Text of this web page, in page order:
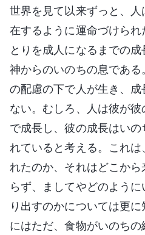
世界を見て以来ずっと、
在するように運命づけら
とりを成人になるまでの成
神からのいのちの息であ
の配慮の下で人が生き、
ない。むしろ、人は彼が
で成長し、彼の成長はい
れていると考える。これは
れたのか、それはどこか
らず、ましてやどのよう
り出すのかについては更
にはただ、食物がいのち